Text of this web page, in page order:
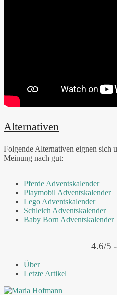
Alternativen
Folgende Alternativen eignen sich
Meinung nach gut:
Pferde Adventskalender
Playmobil Adventskalender
Lego Adventskalender
Schleich Adventskalender
Baby Born Adventskalender
4.6/5
Über
Letzte Artikel